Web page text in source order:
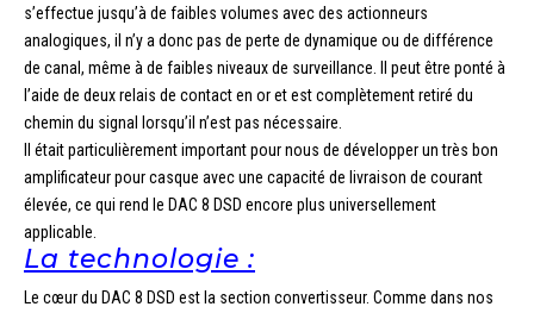
s’effectue jusqu’à de faibles volumes avec des actionneurs
analogiques, il n’y a donc pas de perte de dynamique ou de différence
de canal, même à de faibles niveaux de surveillance. Il peut être ponté à
l’aide de deux relais de contact en or et est complètement retiré du
chemin du signal lorsqu’il n’est pas nécessaire.
Il était particulièrement important pour nous de développer un très bon
amplificateur pour casque avec une capacité de livraison de courant
élevée, ce qui rend le DAC 8 DSD encore plus universellement
applicable.
La technologie :
Le cœur du DAC 8 DSD est la section convertisseur. Comme dans nos